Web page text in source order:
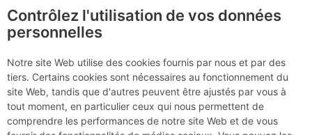
Patrick au relais de L1
Activités
Contrôlez l'utilisation de vos données
personnelles
Notre site Web utilise des cookies fournis par nous et par des
tiers. Certains cookies sont nécessaires au fonctionnement du
site Web, tandis que d'autres peuvent être ajustés par vous à
tout moment, en particulier ceux qui nous permettent de
comprendre les performances de notre site Web et de vous